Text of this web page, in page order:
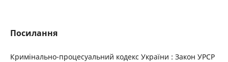
Посилання
Кримінально-процесуальний кодекс України : Закон УРСР